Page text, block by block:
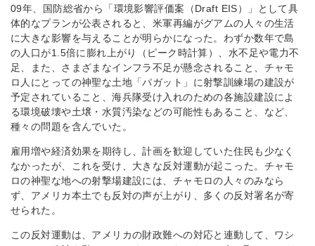
09年、国防総省から「環境影響評価案（Draft EIS）」として具
体的なプランが公表されると、米軍再編がグアムの人々の生活
に大きな影響を与えることが明らかになった。わずか数年で島
の人口が1.5倍に膨れ上がり（ピーク時計算）、水不足や電力不
足、また、さまざまなインフラ不足が懸念されること、チャモ
ロ人にとっての神聖な土地「パガット」に射撃訓練場の建設が
予定されていること、海兵隊受け入れのための各施設建設によ
る環境破壊や土壌・水質汚染などの可能性もあること、など、
種々の問題を含んでいた。
雇用増や経済効果を期待し、計画を歓迎していた住民も少なく
なかったが、これを受け、大きな反対運動が起こった。チャモ
ロの神聖な地への射撃場建設には、チャモロの人々のみなら
ず、アメリカ本土でも反対の声が上がり、多くの反対署名が寄
せられた。
この反対運動は、アメリカの財政難への対応と連動して、ワシ